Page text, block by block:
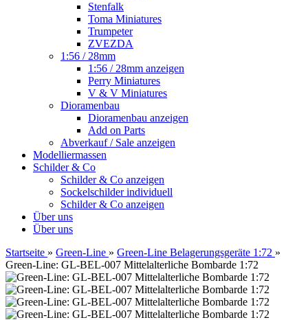
Stenfalk
Toma Miniatures
Trumpeter
ZVEZDA
1:56 / 28mm
1:56 / 28mm anzeigen
Perry Miniatures
V & V Miniatures
Dioramenbau
Dioramenbau anzeigen
Add on Parts
Abverkauf / Sale anzeigen
Modelliermassen
Schilder & Co
Schilder & Co anzeigen
Sockelschilder individuell
Schilder & Co anzeigen
Über uns
Über uns
Startseite » Green-Line » Green-Line Belagerungsgeräte 1:72 »
Green-Line: GL-BEL-007 Mittelalterliche Bombarde 1:72